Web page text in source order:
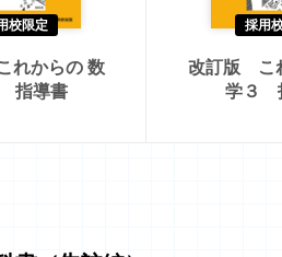
校限定
れからの 数
指導書
採用
改訂版 こ
学３